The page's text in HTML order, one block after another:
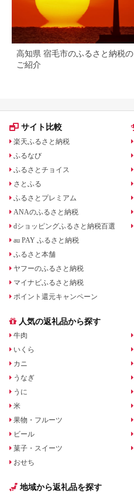
高知県 宿毛市のふるさと納税の
ご紹介
サイト比較
楽天ふるさと納税
ふるなび
ふるさとチョイス
さとふる
ふるさとプレミアム
ANAのふるさと納税
dショッピングふるさと納税百選
au PAY ふるさと納税
ふるさと本舗
ヤフーのふるさと納税
マイナビふるさと納税
ポイント還元キャンペーン
人気の返礼品から探す
牛肉
いくら
カニ
うなぎ
うに
米
果物・フルーツ
ビール
菓子・スイーツ
おせち
地域から返礼品を探す